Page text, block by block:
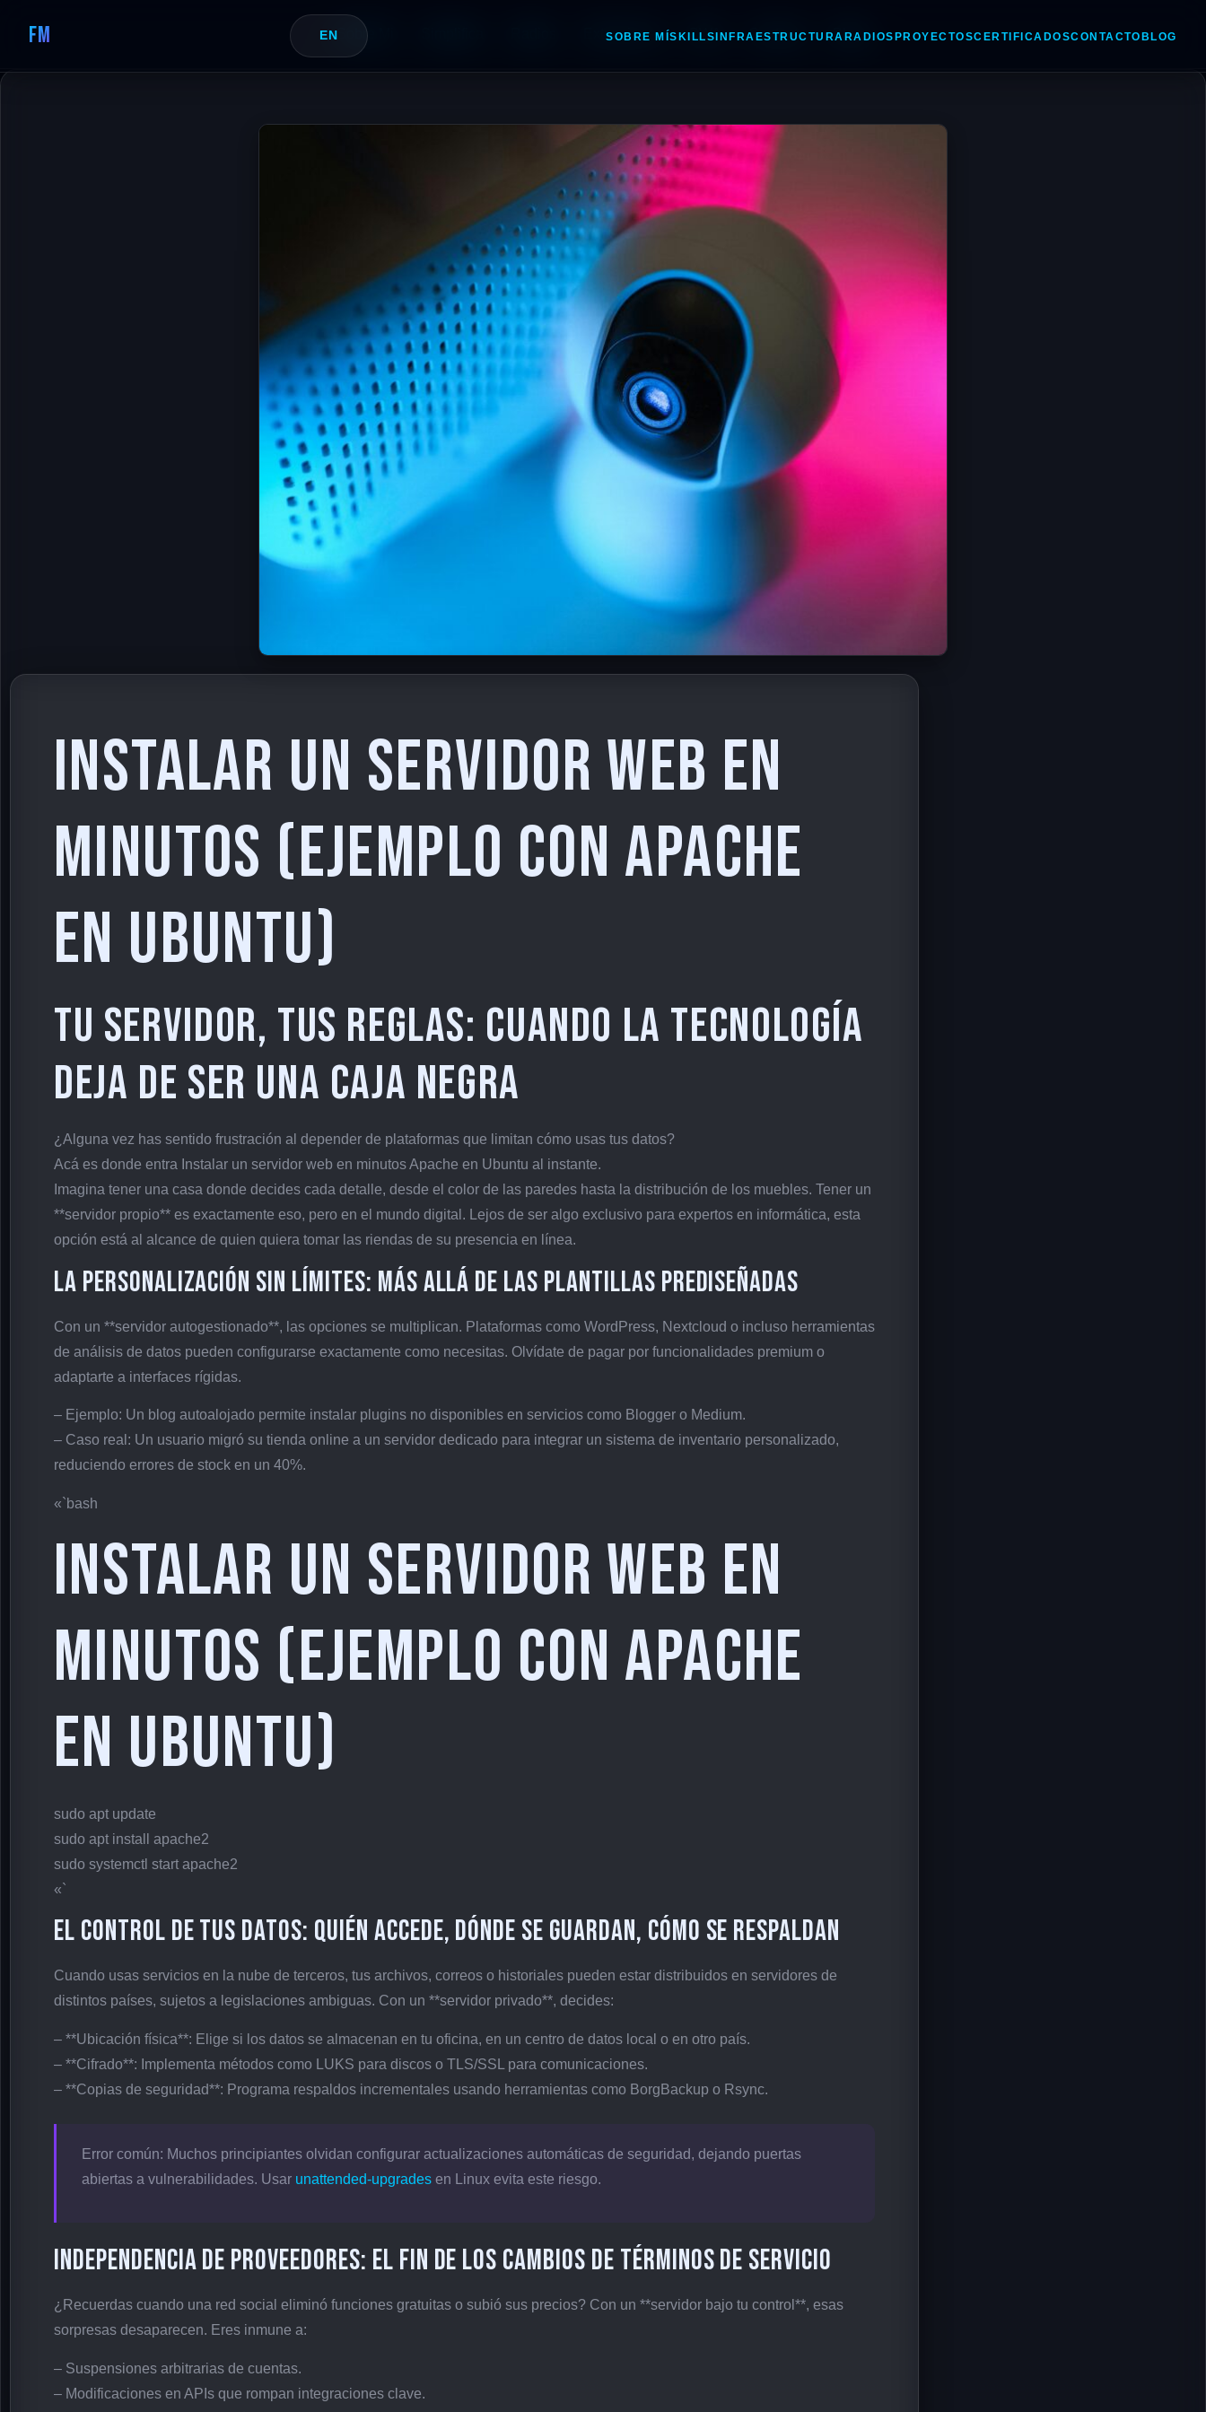
Sobre Mi Extensiones PWA Contacto Blogs
Instalar un servidor web en
minutos (ejemplo con Apache
en Ubuntu)
Tu servidor, tus reglas: cuando la tecnología
deja de ser una caja negra
¿Alguna vez has sentido frustración al depender de plataformas que limitan cómo usas tus datos?
Acá es donde entra Instalar un servidor web en minutos Apache en Ubuntu al instante.
Imagina tener una casa donde decides cada detalle, desde el color de las paredes hasta la distribución de los muebles. Tener un
**servidor propio** es exactamente eso, pero en el mundo digital. Lejos de ser algo exclusivo para expertos en informática, esta
opción está al alcance de quien quiera tomar las riendas de su presencia en línea.
La personalización sin límites: más allá de las plantillas prediseñadas
Con un **servidor autogestionado**, las opciones se multiplican. Plataformas como WordPress, Nextcloud o incluso herramientas
de análisis de datos pueden configurarse exactamente como necesitas. Olvídate de pagar por funcionalidades premium o
adaptarte a interfaces rígidas.
– Ejemplo: Un blog autoalojado permite instalar plugins no disponibles en servicios como Blogger o Medium.
– Caso real: Un usuario migró su tienda online a un servidor dedicado para integrar un sistema de inventario personalizado,
reduciendo errores de stock en un 40%.
«`bash
Instalar un servidor web en
minutos (ejemplo con Apache
en Ubuntu)
sudo apt update
sudo apt install apache2
sudo systemctl start apache2
«`
El control de tus datos: quién accede, dónde se guardan, cómo se respaldan
Cuando usas servicios en la nube de terceros, tus archivos, correos o historiales pueden estar distribuidos en servidores de
distintos países, sujetos a legislaciones ambiguas. Con un **servidor privado**, decides:
– **Ubicación física**: Elige si los datos se almacenan en tu oficina, en un centro de datos local o en otro país.
– **Cifrado**: Implementa métodos como LUKS para discos o TLS/SSL para comunicaciones.
– **Copias de seguridad**: Programa respaldos incrementales usando herramientas como BorgBackup o Rsync.
Error común: Muchos principiantes olvidan configurar actualizaciones automáticas de seguridad, dejando puertas
abiertas a vulnerabilidades. Usar unattended-upgrades en Linux evita este riesgo.
Independencia de proveedores: el fin de los cambios de términos de servicio
¿Recuerdas cuando una red social eliminó funciones gratuitas o subió sus precios? Con un **servidor bajo tu control**, esas
sorpresas desaparecen. Eres inmune a:
– Suspensiones arbitrarias de cuentas.
– Modificaciones en APIs que rompan integraciones clave.
FM EN SOBRE MÍSKILLSINFRAESTRUCTURA RADIOSPROYECTOSCERTIFICADOSCONTACTOBLOG